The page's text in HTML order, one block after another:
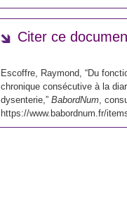
Citer ce
Escoffre, Raymond, “Du
chronique consécutive à la
dysenterie,” BabordNum,
https://www.babordnum.fr/